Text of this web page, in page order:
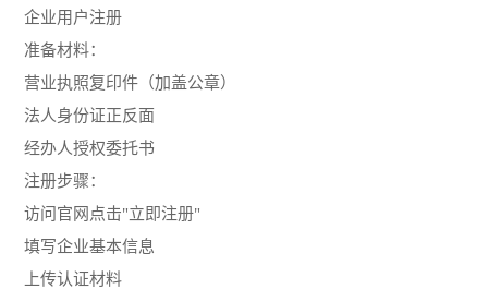
企业用户注册
准备材料：
营业执照复印件（加盖公章）
法人身份证正反面
经办人授权委托书
注册步骤：
访问官网点击"立即注册"
填写企业基本信息
上传认证材料